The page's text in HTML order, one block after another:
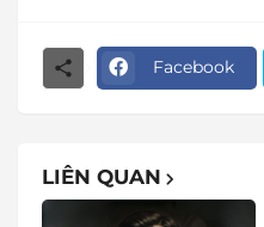
Facebook
LIÊN QUAN